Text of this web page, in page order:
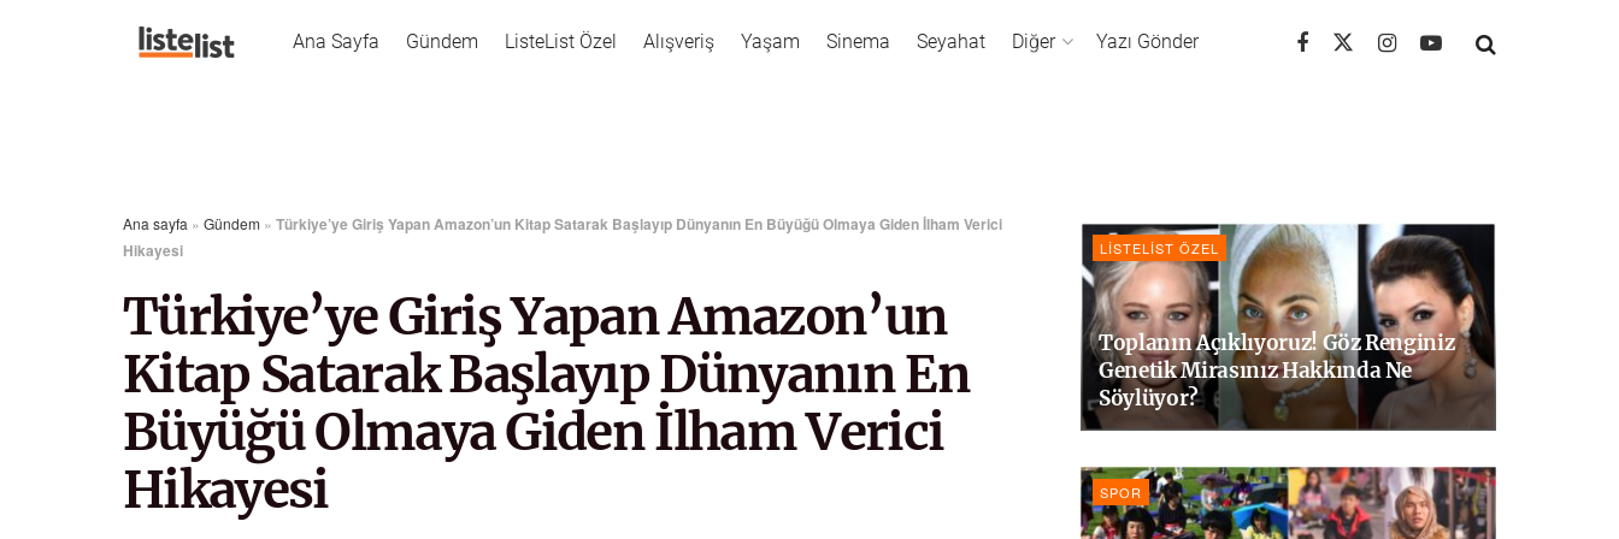
Ana Sayfa Gündem ListeList Özel Alışveriş Yaşam Sinema Seyahat Diğer Yazı Gönder
Ana sayfa » Gündem » Türkiye’ye Giriş Yapan Amazon’un Kitap Satarak Başlayıp Dünyanın En Büyüğü Olmaya Giden İlham Verici
Hikayesi
Türkiye’ye Giriş Yapan Amazon’un
Kitap Satarak Başlayıp Dünyanın En
Büyüğü Olmaya Giden İlham Verici
Hikayesi
LISTELIST ÖZEL
Toplanın Açıklıyoruz! Göz Renginiz
Genetik Mirasınız Hakkında Ne
Söylüyor?
SPOR